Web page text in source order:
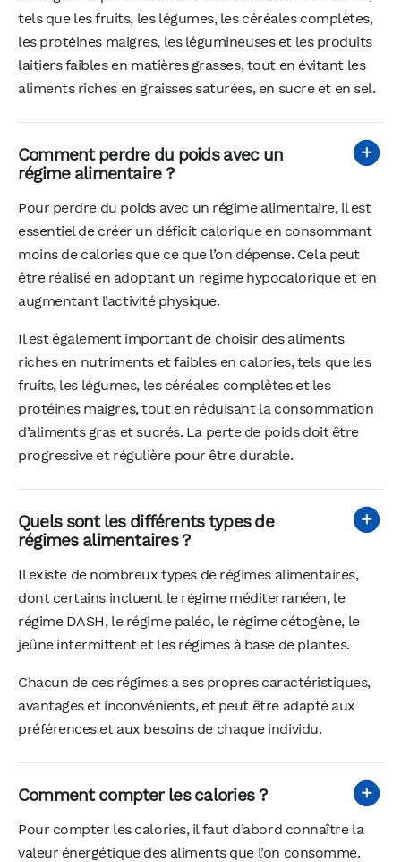
tels que les fruits, les légumes, les céréales complètes,
les protéines maigres, les légumineuses et les produits
laitiers faibles en matières grasses, tout en évitant les
aliments riches en graisses saturées, en sucre et en sel.
Comment perdre du poids avec un
régime alimentaire ?
Pour perdre du poids avec un régime alimentaire, il est
essentiel de créer un déficit calorique en consommant
moins de calories que ce que l’on dépense. Cela peut
être réalisé en adoptant un régime hypocalorique et en
augmentant l’activité physique.
Il est également important de choisir des aliments
riches en nutriments et faibles en calories, tels que les
fruits, les légumes, les céréales complètes et les
protéines maigres, tout en réduisant la consommation
d’aliments gras et sucrés. La perte de poids doit être
progressive et régulière pour être durable.
Quels sont les différents types de
régimes alimentaires ?
Il existe de nombreux types de régimes alimentaires,
dont certains incluent le régime méditerranéen, le
régime DASH, le régime paléo, le régime cétogène, le
jeûne intermittent et les régimes à base de plantes.
Chacun de ces régimes a ses propres caractéristiques,
avantages et inconvénients, et peut être adapté aux
préférences et aux besoins de chaque individu.
Comment compter les calories ?
Pour compter les calories, il faut d’abord connaître la
valeur énergétique des aliments que l’on consomme.